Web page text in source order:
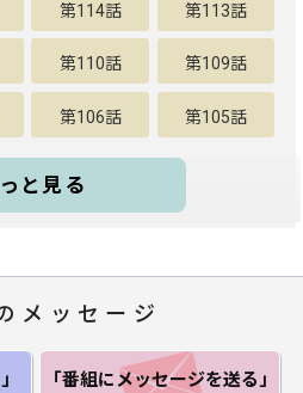
第114話 第113話
第110話 第109話
第106話 第105話
と見る
メッセージ
「番組にメッセージを送る」